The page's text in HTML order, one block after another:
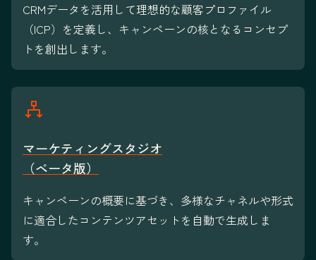
CRMデータを活用して理想的な顧客プロファイル
（ICP）を定義し、キャンペーンの核となるコンセプ
トを創出します。
マーケティングスタジオ
（ベータ版）
キャンペーンの概要に基づき、多様なチャネルや形式
に適合したコンテンツアセットを自動で生成しま
す。